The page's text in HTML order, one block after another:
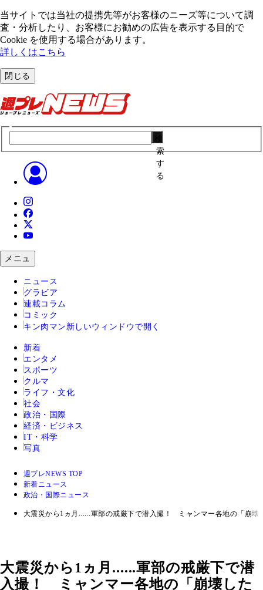
当サイトでは当社の提携先等がお客様のニーズ等について調
査・分析したり、お客様にお勧めの広告を表⽰する⽬的で
Cookie を使⽤する場合があります。
詳しくはこちら
閉じる
索
す
る
メニュ
ニュース
グラビア
連載コラム
コミック
キン肉マン 新しいウィンドウで開く
新着
エンタメ
スポーツ
クルマ
ライフ・文化
社会
政治・国際
経済・ビジネス
IT・科学
写真
週プレNEWS TOP
新着ニュース
政治・国際ニュース
大震災から1ヵ月......軍部の戒厳下で潜入撮！ ミャンマー各地の「崩壊
大震災から1ヵ月......軍部の戒厳下で潜
入撮！ ミャンマー各地の「崩壊した